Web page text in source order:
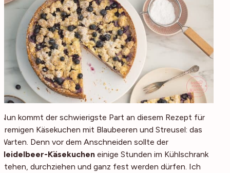
Nun kommt der schwierigste Part an diesem Rezept für
cremigen Käsekuchen mit Blaubeeren und Streusel: das
Warten. Denn vor dem Anschneiden sollte der
Heidelbeer-Käsekuchen einige Stunden im Kühlschrank
stehen, durchziehen und ganz fest werden dürfen. Ich